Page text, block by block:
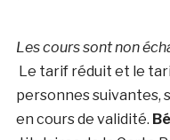
Les cours sont non
Le tarif réduit et le
personnes suivantes,
en cours de validité.